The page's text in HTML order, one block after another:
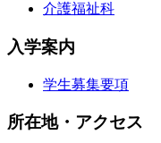
介護福祉科
入学案内
学生募集要項
所在地・アクセス